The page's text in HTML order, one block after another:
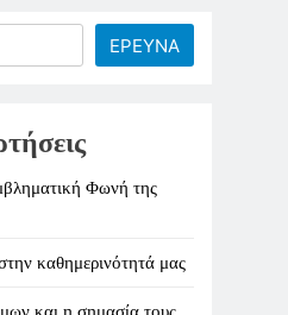
ΕΡΕΥΝΑ
Φωνή της
καθημερινότητά μας